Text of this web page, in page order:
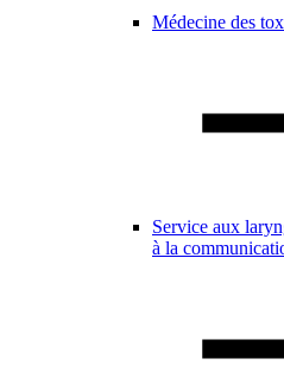
Médecine des
Service aux
à la